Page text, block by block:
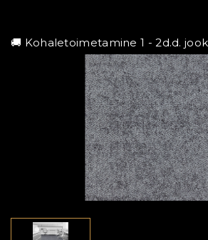
🚚 Kohaletoimetamine 1 - 2d.d.